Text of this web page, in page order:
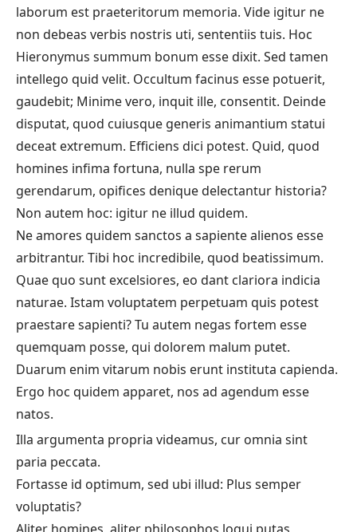
laborum est praeteritorum memoria. Vide igitur ne
non debeas verbis nostris uti, sententiis tuis. Hoc
Hieronymus summum bonum esse dixit. Sed tamen
intellego quid velit. Occultum facinus esse potuerit,
gaudebit; Minime vero, inquit ille, consentit. Deinde
disputat, quod cuiusque generis animantium statui
deceat extremum. Efficiens dici potest. Quid, quod
homines infima fortuna, nulla spe rerum
gerendarum, opifices denique delectantur historia?
Non autem hoc: igitur ne illud quidem.
Ne amores quidem sanctos a sapiente alienos esse
arbitrantur. Tibi hoc incredibile, quod beatissimum.
Quae quo sunt excelsiores, eo dant clariora indicia
naturae. Istam voluptatem perpetuam quis potest
praestare sapienti? Tu autem negas fortem esse
quemquam posse, qui dolorem malum putet.
Duarum enim vitarum nobis erunt instituta capienda.
Ergo hoc quidem apparet, nos ad agendum esse
natos.
Illa argumenta propria videamus, cur omnia sint
paria peccata.
Fortasse id optimum, sed ubi illud: Plus semper
voluptatis?